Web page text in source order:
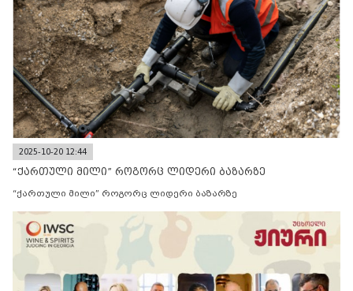
2025-10-20 12:44
“ქართული მილი” როგორც ლიდერი ბაზარზე
“ქართული მილი” როგორც ლიდერი ბაზარზე